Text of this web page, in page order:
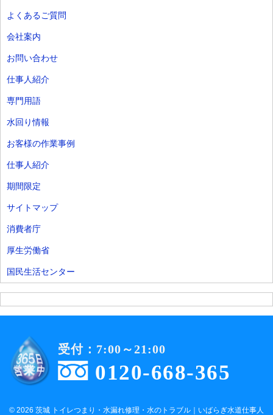
よくあるご質問
会社案内
お問い合わせ
仕事人紹介
専門用語
水回り情報
お客様の作業事例
仕事人紹介
期間限定
サイトマップ
消費者庁
厚生労働省
国民生活センター
0120-668-365
受付：7:00～21:00
© 2026 茨城 トイレつまり・水漏れ修理・水のトラブル｜いばらぎ水道仕事人